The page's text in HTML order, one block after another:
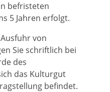
befristeten
5 Jahren erfolgt.
von
Sie schriftlich bei
des
das Kulturgut
befindet.